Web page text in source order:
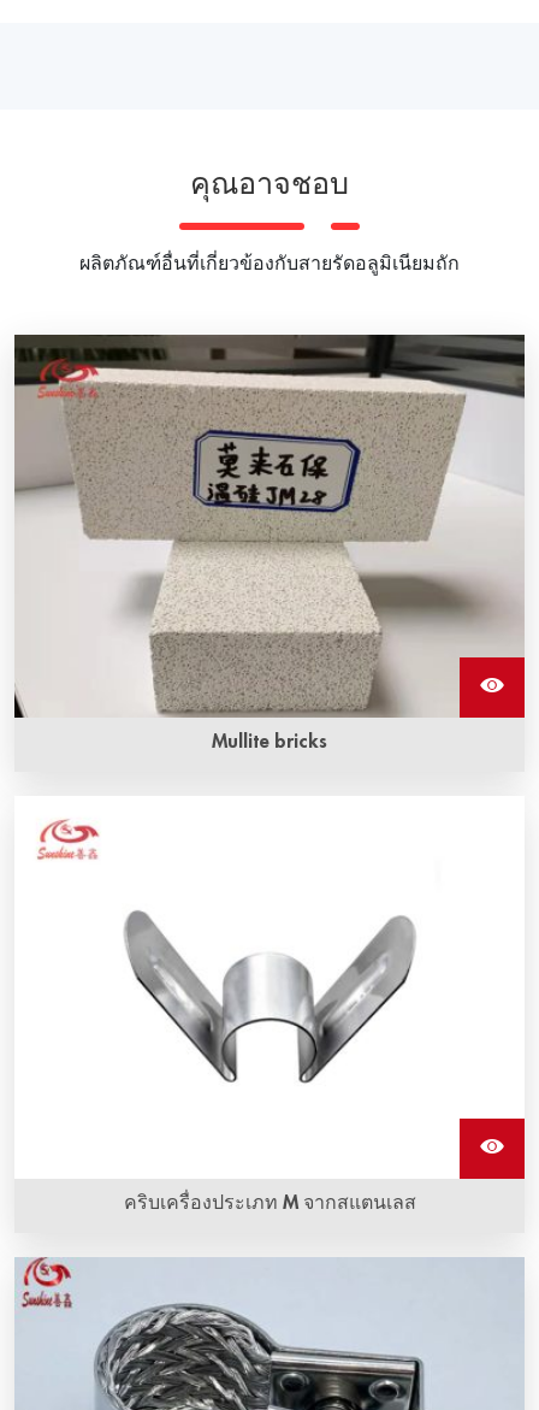
คุณอาจชอบ
ผลิตภัณฑ์อื่นที่เกี่ยวข้องกับสายรัดอลูมิเนียมถัก
Mullite bricks
content of 65~75%, a refractory degree of up to 1790°C,
and a surface softening temperature of 1600~1700°C.
คริบเครื่องประเภท M จากสแตนเลส
คริบเครื่องประเภท M จากสแตนเลสเป็นอุปกรณ์ที่ใช้ครอบองค์
ประกอบทำความร้อนซิลิคอนคาร์บิดและทำจากสแตนเลส
คุณภาพดี